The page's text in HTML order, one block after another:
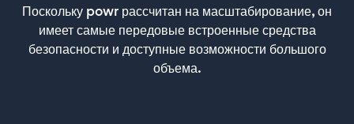
Поскольку powr рассчитан на масштабирование, он
имеет самые передовые встроенные средства
безопасности и доступные возможности большого
объема.